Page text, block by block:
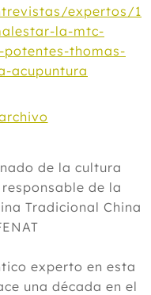
expertos/1
la-mtc-
thomas-
acupuntura
de la cultura
de la
Tradicional China
experto en esta
una década en el